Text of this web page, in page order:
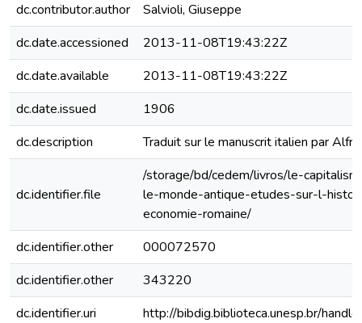
dc.contributor.author
Salvioli, Giuseppe
dc.date.accessioned
2013-11-08T19:43:22Z
dc.date.available
2013-11-08T19:43:22Z
dc.date.issued
1906
dc.description
Traduit sur le manuscrit italien par
dc.identifier.file
/storage/bd/cedem/livros/le-
le-monde-antique-etudes-sur-l-
economie-romaine/
dc.identifier.other
000072570
dc.identifier.other
343220
dc.identifier.uri
http://bibdig.biblioteca.unesp.br/